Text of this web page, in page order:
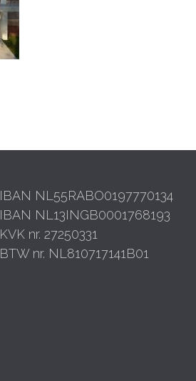
IBAN NL55RABO0197770134
IBAN NL13INGB0001768193
KVK nr. 27250331
BTW nr. NL810717141B01